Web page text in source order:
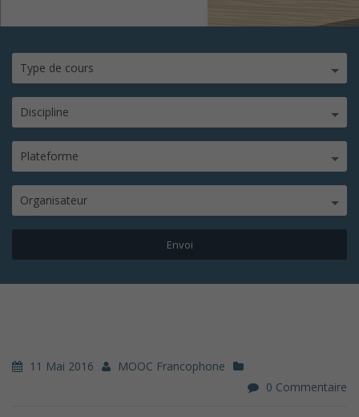
Type de cours
Discipline
Plateforme
Organisateur
11 Mai 2016
MOOC Francophone
0 Commentaire